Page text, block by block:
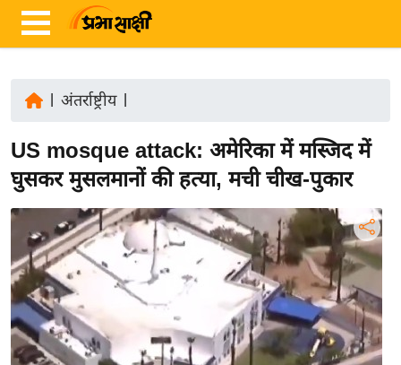
ज़ा
ख
ब
र
रा
ष्ट्री
य
अं
त
अंतर्राष्ट्रीय|
US mosque attack: अमेरिका में मस्जिद में
घुसकर मुसलमानों की हत्या, मची चीख-पुकार